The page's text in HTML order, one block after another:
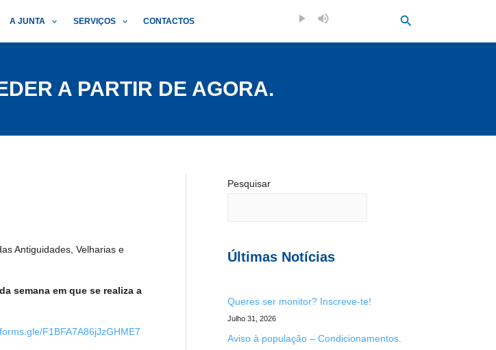
A JUNTA SERVIÇOS CONTACTOS Search
A PARTIR DE AGORA.
Antiguidades, Velharias e
semana em que se realiza a
F1BFA7A86jJzGHME7
Pesquisar
Últimas Notícias
Queres ser monitor? Inscreve-te!
Julho 31, 2026
Aviso à população – Condicionamentos.